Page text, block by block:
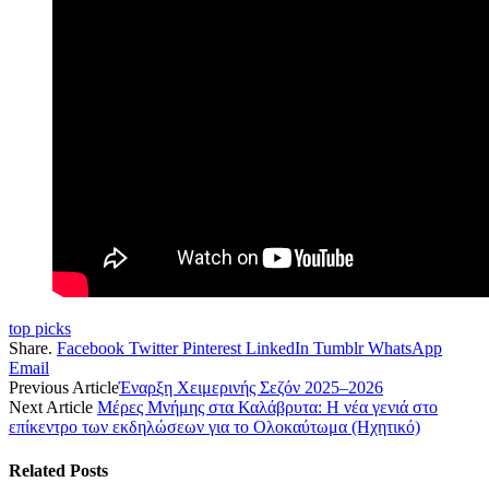
top picks
Share. Facebook Twitter Pinterest LinkedIn Tumblr WhatsApp
Email
Previous ArticleΈναρξη Χειμερινής Σεζόν 2025–2026
Next Article Μέρες Μνήμης στα Καλάβρυτα: Η νέα γενιά στο
επίκεντρο των εκδηλώσεων για το Ολοκαύτωμα (Ηχητικό)
Related Posts